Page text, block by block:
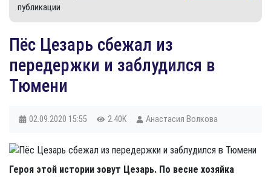
публикации
Пёс Цезарь сбежал из
передержки и заблудился в
Тюмени
02.09.2020 15:55 2.40K Анастасия Волкова
Героя этой истории зовут Цезарь. По весне хозяйка